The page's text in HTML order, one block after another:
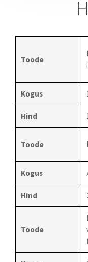
Toode
Kogus
Hind
Toode
Kogus
Hind
Toode